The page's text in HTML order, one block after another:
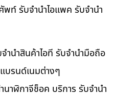
พท์ รับจำนำไอแพค รับจำนำ
ำนำสินค้าไอที รับจำนำมือถือ
บรนด์เนมต่างๆ
าฬิกาจีช็อค บริการ รับจำนำ